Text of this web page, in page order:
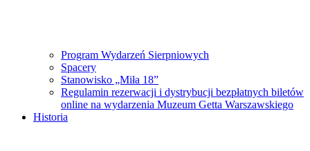
Program Wydarzeń Sierpniowych
Spacery
Stanowisko „Miła 18”
Regulamin rezerwacji i dystrybucji bezpłatnych biletów
online na wydarzenia Muzeum Getta Warszawskiego
Historia